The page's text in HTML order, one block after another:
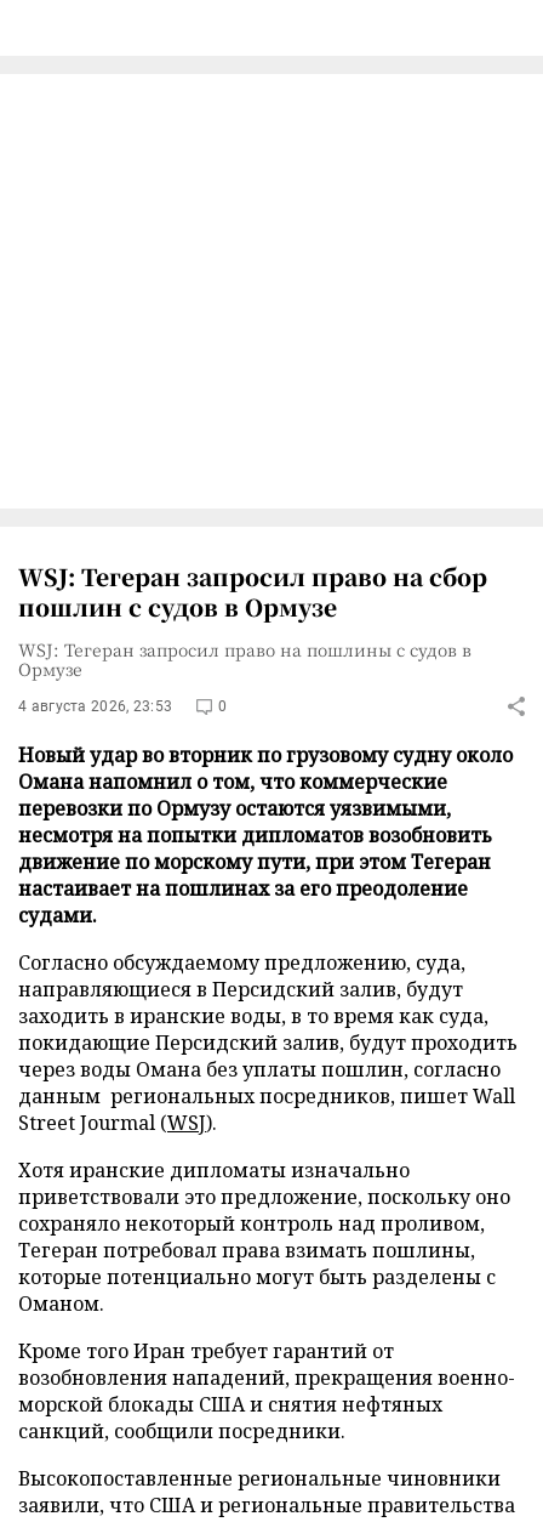
WSJ: Тегеран запросил право на сбор
пошлин с судов в Ормузе
WSJ: Тегеран запросил право на пошлины с судов в
Ормузе
4 августа 2026, 23:53 0
Новый удар во вторник по грузовому судну около
Омана напомнил о том, что коммерческие
перевозки по Ормузу остаются уязвимыми,
несмотря на попытки дипломатов возобновить
движение по морскому пути, при этом Тегеран
настаивает на пошлинах за его преодоление
судами.
Согласно обсуждаемому предложению, суда,
направляющиеся в Персидский залив, будут
заходить в иранские воды, в то время как суда,
покидающие Персидский залив, будут проходить
через воды Омана без уплаты пошлин, согласно
данным региональных посредников, пишет Wall
Street Jourmal (WSJ).
Хотя иранские дипломаты изначально
приветствовали это предложение, поскольку оно
сохраняло некоторый контроль над проливом,
Тегеран потребовал права взимать пошлины,
которые потенциально могут быть разделены с
Оманом.
Кроме того Иран требует гарантий от
возобновления нападений, прекращения военно-
морской блокады США и снятия нефтяных
санкций, сообщили посредники.
Высокопоставленные региональные чиновники
заявили, что США и региональные правительства